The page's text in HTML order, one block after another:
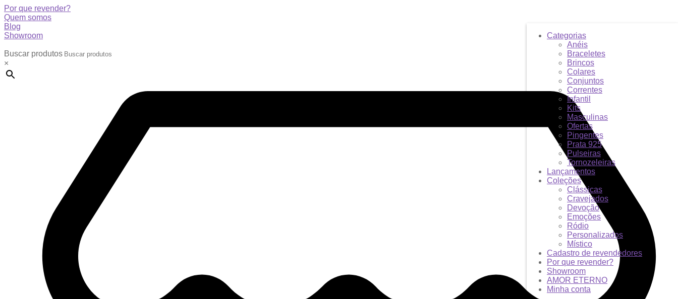
Por que revender?
Quem somos
Blog
Showroom
Buscar produtos
×
Categorias
Anéis
Braceletes
Brincos
Colares
Conjuntos
Correntes
Infantil
Kits
Masculinas
Ofertas
Pingentes
Prata 925
Pulseiras
Tornozeleiras
Lançamentos
Coleções
Clássicas
Cravejados
Devoção
Emoções
Ródio
Personalizados
Místico
Cadastro de revendedores
Por que revender?
Showroom
AMOR ETERNO
Minha conta